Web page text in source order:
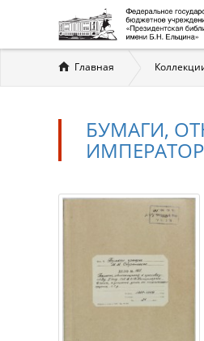
Вы
здесь
Главная
БУМАГИ,